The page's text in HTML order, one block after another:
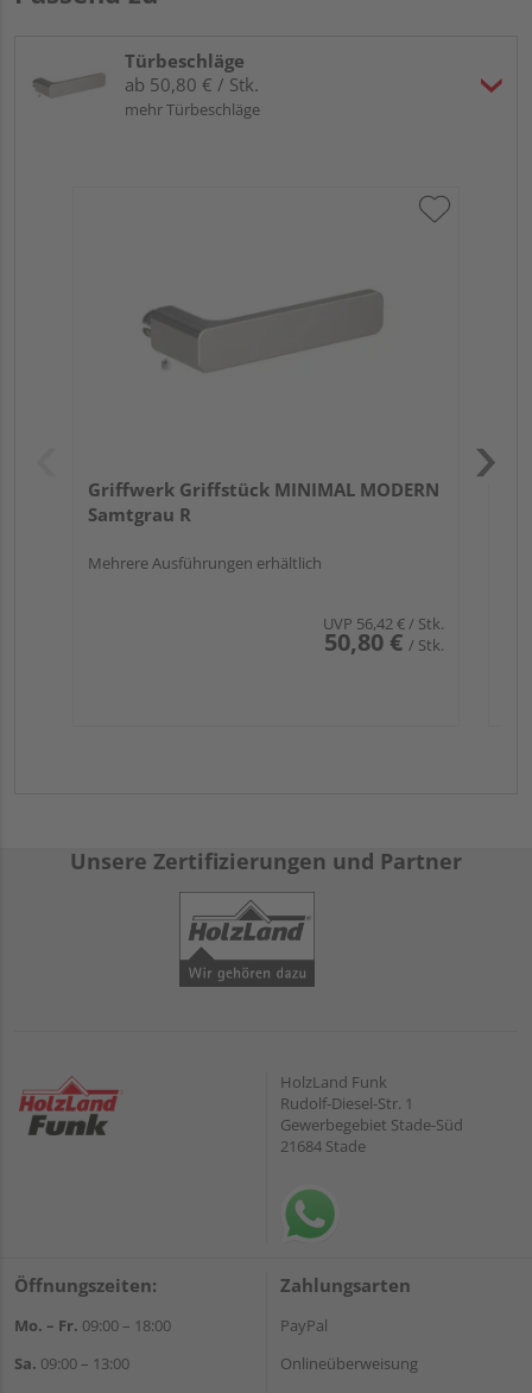
Türbeschläge
ab 50,80 € / Stk.
mehr Türbeschläge
Griffwerk Griffstück MINIMAL MODERN
Samtgrau R
Mehrere Ausführungen erhältlich
UVP 56,42 €/ Stk.
50,80 € / Stk.
Unsere Zertifizierungen und Partner
HolzLand Funk
Rudolf-Diesel-Str. 1
Gewerbegebiet Stade-Süd
21684 Stade
Öffnungszeiten:
Mo. – Fr. 09:00 – 18:00
Sa. 09:00 – 13:00
Zahlungsarten
PayPal
Onlineüberweisung